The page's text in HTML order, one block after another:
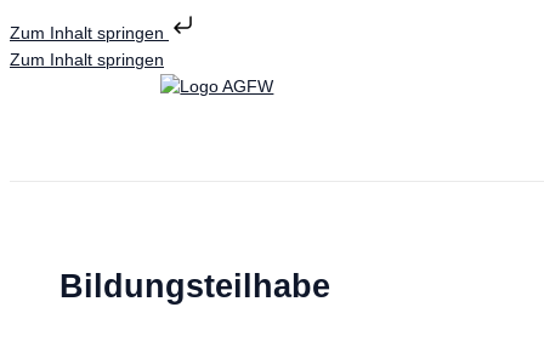
Zum Inhalt springen
Zum Inhalt springen
Bildungsteilhabe